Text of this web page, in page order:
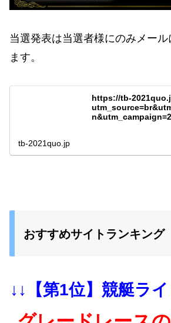
当選発表は当選者様にのみメール
ます。
https://tb-
tb-2021quo.jp
おすすめサイトランキング
↓↓【第1位】競艇ラ